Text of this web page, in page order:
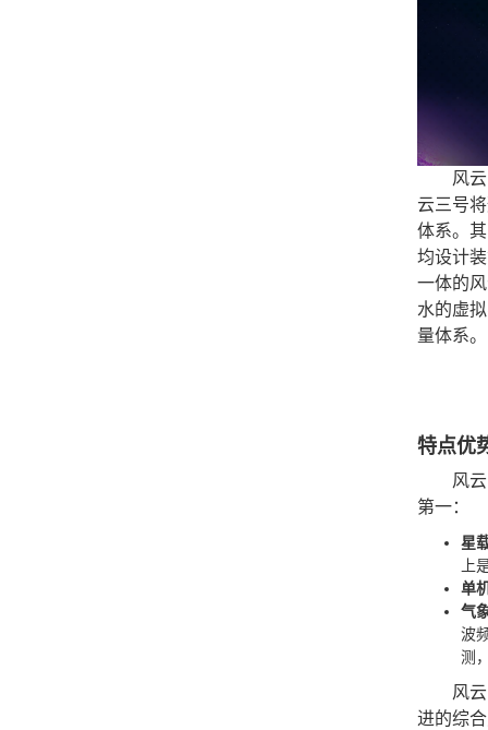
风
云三号
体系。
均设计
一体的
水的虚
量体系。
特点优
风
第一：
星
上
单
气
波
测
风
进的综